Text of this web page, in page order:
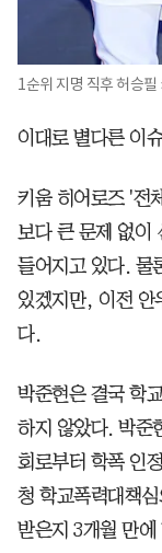
1순위 지명 직후 허승
이대로 별다른 이
키움 히어로즈 '전
보다 큰 문제 없이
들어지고 있다. 물
있겠지만, 이전 안
다.
박준현은 결국 학
하지 않았다. 박준
회로부터 학폭 인
청 학교폭력대책
받은지 3개월 만에